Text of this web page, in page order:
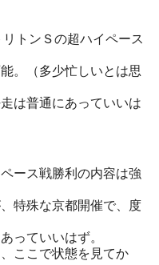
トンＳの超ハイペース
。（多少忙しいとは思
は普通にあっていいは
ース戦勝利の内容は強
特殊な京都開催で、度
っていいはず。
ここで状態を見てか